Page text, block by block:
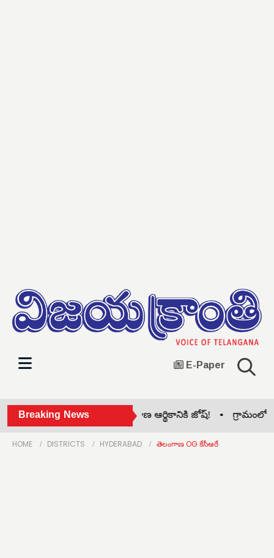
E-Paper
Breaking News
ఆధ్యాత్మిక శోభ •తెలంగాణ ఆర్థికానికి జోష్! •గ్రామంలో
HOME DISTRICTS HYDERABAD తెలంగాణ OG కేసీఆరే